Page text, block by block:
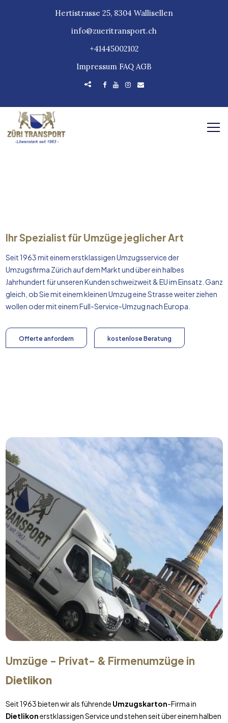
Hertistrasse 25, 8304 Wallisellen
info@zueritransport.ch
+41445002102
Impressum FAQ AGB
Ihr Spezialist für Umzüge jeglicher Art
Seit 1963 mit einem erstklassigen Umzugsservice der
Umzugsfirma Zürich auf dem Markt und über ein halbes
Jahrhundert für unseren Kunden schweizweit & EU im Einsatz. Ganz
gleich, ob Sie mit einem kleinen Umzug eine Strasse weiter ziehen
wollen oder mit einem Full-Service-Umzug nachEuropa
Offerte anfordern kostenlose Beratung
Umzüge - Privat- & Firmenumzüge in
Dietlikon
Seit 1963 bieten wir als führende Umzugskarton-Firma in
Dietlikonerstklassigen Service und stehen seit über einem halben